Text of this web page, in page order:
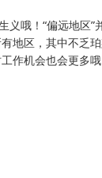
义哦！“偏远地区
地区，其中不乏
作机会也会更多哦